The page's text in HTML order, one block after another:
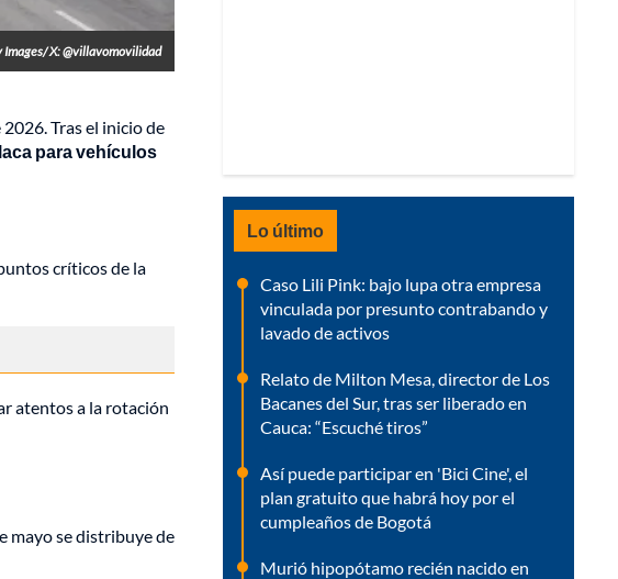
Images/ X: @villavomovilidad
Tras el inicio de
para vehículos
críticos de la
atentos a la rotación
mayo se distribuye de
Lo último
Caso Lili Pink: bajo lupa otra empresa
vinculada por presunto contrabando y
lavado de activos
Relato de Milton Mesa, director de Los
Bacanes del Sur, tras ser liberado en
Cauca: “Escuché tiros”
Así puede participar en 'Bici Cine', el
plan gratuito que habrá hoy por el
cumpleaños de Bogotá
Murió hipopótamo recién nacido en